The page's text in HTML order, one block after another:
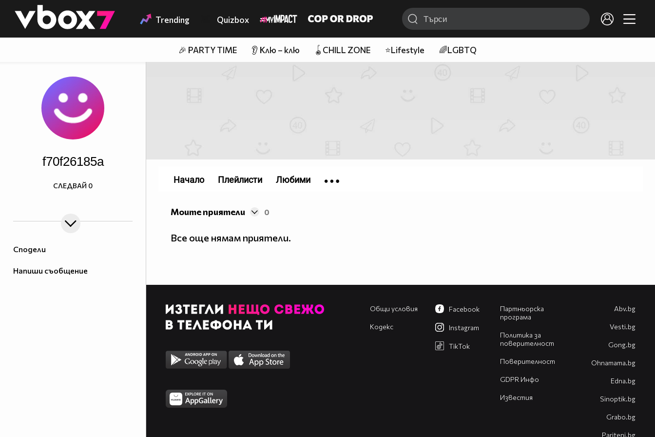
👾 Trending Quizbox
🎉 PARTY TIME 👂 Клю – клю 🪀CHILL ZONE ⭐Lifestyle 🌈LGBTQ
Сподели
Напиши съобщение
f70f26185a
СЛЕДВАЙ 0
Моите приятели 0
Все още нямам приятели.
Начало Плейлисти Любими
Общи условия
Кодекс
Партньорска
програма
Политика за
поверителност
Поверителност
GDPR Инфо
Известия
Facebook
Instagram
TikTok
Abv.bg
Vesti.bg
Gong.bg
Оhnamama.bg
Edna.bg
Sinoptik.bg
Grabo.bg
Pariteni.bg